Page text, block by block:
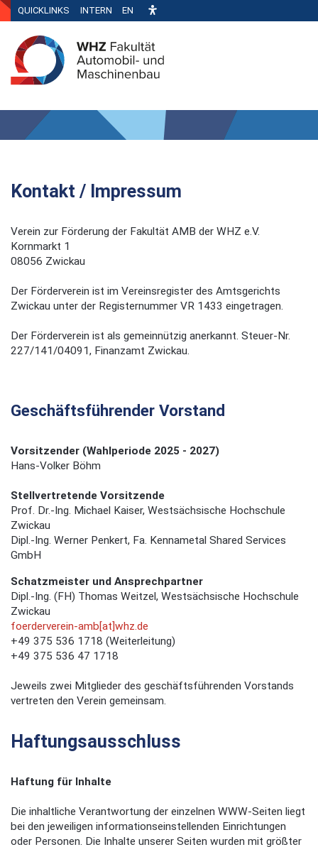
QUICKLINKS INTERN EN
Kontakt / Impressum
Verein zur Förderung der Fakultät AMB der WHZ e.V.
Kornmarkt 1
08056 Zwickau
Der Förderverein ist im Vereinsregister des Amtsgerichts
Zwickau unter der Registernummer VR 1433 eingetragen.
Der Förderverein ist als gemeinnützig anerkannt. Steuer-Nr.
227/141/04091, Finanzamt Zwickau.
Geschäftsführender Vorstand
Vorsitzender (Wahlperiode 2025 - 2027)
Hans-Volker Böhm
Stellvertretende Vorsitzende
Prof. Dr.-Ing. Michael Kaiser, Westsächsische Hochschule
Zwickau
Dipl.-Ing. Werner Penkert, Fa. Kennametal Shared Services
GmbH
Schatzmeister und Ansprechpartner
Dipl.-Ing. (FH) Thomas Weitzel, Westsächsische Hochschule
Zwickau
foerderverein-amb[at]whz.de
+49 375 536 1718 (Weiterleitung)
+49 375 536 47 1718
Jeweils zwei Mitglieder des geschäftsführenden Vorstands
vertreten den Verein gemeinsam.
Haftungsausschluss
Haftung für Inhalte
Die inhaltliche Verantwortung der einzelnen WWW-Seiten liegt
bei den jeweiligen informationseinstellenden Einrichtungen
oder Personen. Die Inhalte unserer Seiten wurden mit größter